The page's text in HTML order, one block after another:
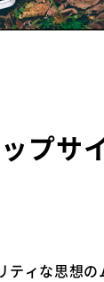
プサ
ティな思想